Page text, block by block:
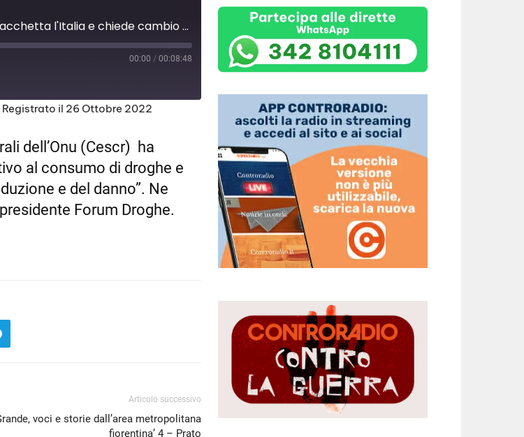
Droghe: “approccio punitivo”, l'ONU bacchetta l'Italia e chiede cambio passo
00:00 / 00:08:48
Registrato il 26 Ottobre 2022
dell’Onu (Cescr) ha
al consumo di droghe e
e del danno”. Ne
Forum Droghe.
Articolo successivo
voci e storie dall’area metropolitana
fiorentina’ 4 – Prato